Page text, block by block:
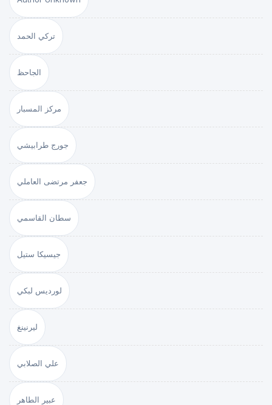
تركي الحمد
الجاحظ
مركز المسبار
جورج طرابيشي
جعفر مرتضى العاملي
سطان القاسمي
جيسيكا ستيل
لورديس لبكي
ليرنينغ
علي الصلابي
عبير الطاهر